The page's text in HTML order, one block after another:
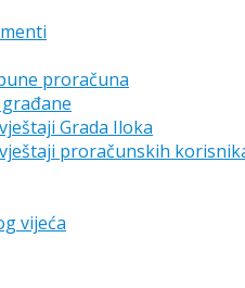
proračuna
Grada Iloka
proračunskih
vijeća